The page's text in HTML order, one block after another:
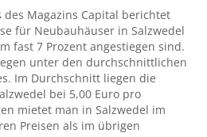
Magazins Capital berichtet
für Neubauhäuser in Salzwedel
fast 7 Prozent angestiegen sind.
unter den durchschnittlichen
Im Durchschnitt liegen die
bei 5,00 Euro pro
mietet man in Salzwedel im
Preisen als im übrigen